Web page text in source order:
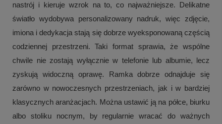
nastrój i kieruje wzrok na to, co najważniejsze. Delikatne
światło wydobywa personalizowany nadruk, więc zdjęcie,
imiona i dedykacja stają się dobrze wyeksponowaną częścią
codziennej przestrzeni. Taki format sprawia, że wspólne
chwile nie zostają wyłącznie w telefonie lub albumie, lecz
zyskują widoczną oprawę. Ramka dobrze odnajduje się
zarówno w nowoczesnych przestrzeniach, jak i w bardziej
klasycznych aranżacjach. Można ustawić ją na półce, biurku
albo stoliku nocnym, by regularnie wracać do ważnych